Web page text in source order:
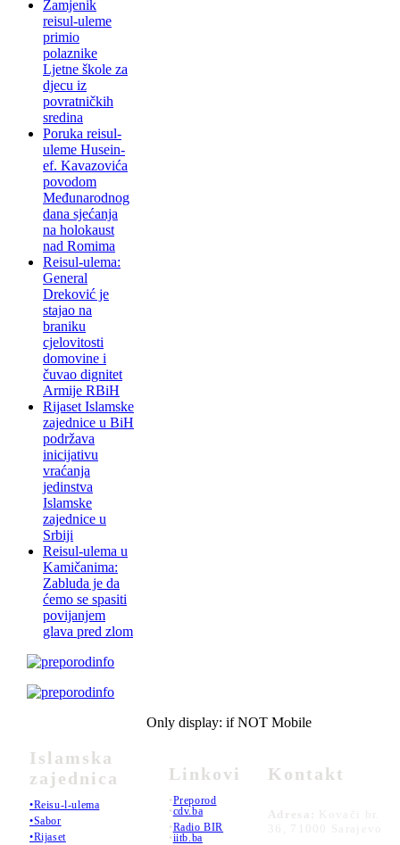
Zamjenik
reisul-uleme
primio
polaznike
Ljetne škole za
djecu iz
povratničkih
sredina
Poruka reisul-
uleme Husein-
ef. Kavazovića
povodom
Međunarodnog
dana sjećanja
na holokaust
nad Romima
Reisul-ulema:
General
Dreković je
stajao na
braniku
cjelovitosti
domovine i
čuvao dignitet
Armije RBiH
Rijaset Islamske
zajednice u BiH
podržava
inicijativu
vraćanja
jedinstva
Islamske
zajednice u
Srbiji
Reisul-ulema u
Kamičanima:
Zabluda je da
ćemo se spasiti
povijanjem
glava pred zlom
Islamska
zajednica
•Reisu-l-ulema
•Sabor
•Rijaset
Only display: if NOT Mobile
Linkovi
•Preporod
•cdv.ba
•Radio BIR
•iitb.ba
Kontakt
Adresa:
Kovači br.
36, 71000 Sarajevo